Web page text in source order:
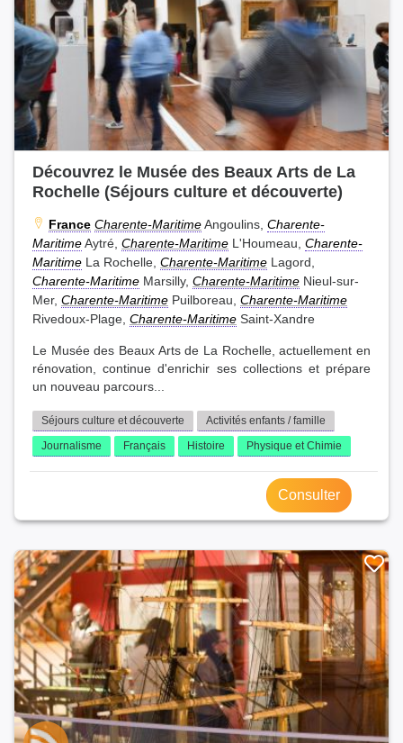
Découvrez le Musée des Beaux Arts de La
Rochelle (Séjours culture et découverte)
France Charente-MaritimeAngoulins, Charente-
MaritimeAytré, Charente-Maritime L'Houmeau, Charente-
Maritime La Rochelle, Charente-Maritime Lagord,
Charente-Maritime Marsilly, Charente-Maritime Nieul-sur-
Mer, Charente-Maritime Puilboreau, Charente-Maritime
Rivedoux-Plage, Charente-Maritime Saint-Xandre
Le Musée des Beaux Arts de La Rochelle, actuellement en
rénovation, continue d'enrichir ses collections et prépare
un nouveau parcours...
Séjours culture et découverte
Activités enfants / famille
Journalisme
Français Histoire Physique et Chimie
Consulter